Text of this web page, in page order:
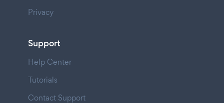
Privacy
Support
Help Center
Tutorials
Contact Support